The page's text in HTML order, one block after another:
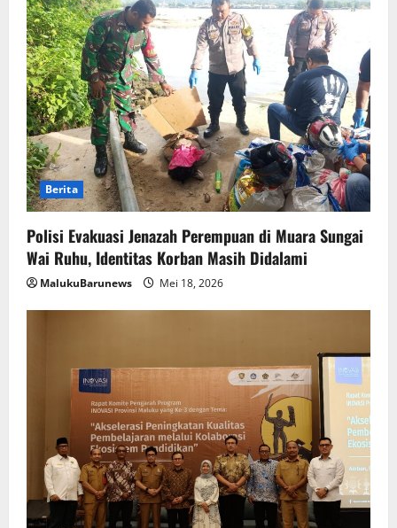
Berita
Polisi Evakuasi Jenazah Perempuan di Muara Sungai
Wai Ruhu, Identitas Korban Masih Didalami
MalukuBarunews Mei 18, 2026